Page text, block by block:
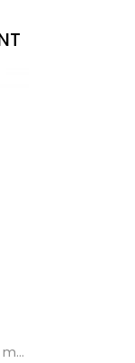
Robe de vacances à Hawaï, motif floral hibiscus et feuilles de palmier, mini-robe froncée au buste